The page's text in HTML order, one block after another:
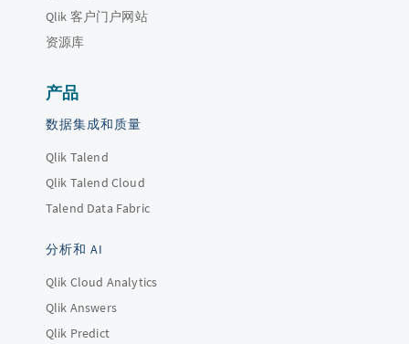
Qlik 客户门户网站
资源库
产品
数据集成和质量
Qlik Talend
Qlik Talend Cloud
Talend Data Fabric
分析和 AI
Qlik Cloud Analytics
Qlik Answers
Qlik Predict